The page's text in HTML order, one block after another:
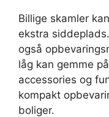
Billige skamler
ekstra
også
låg kan gemme
accessories og
kompakt
boliger.